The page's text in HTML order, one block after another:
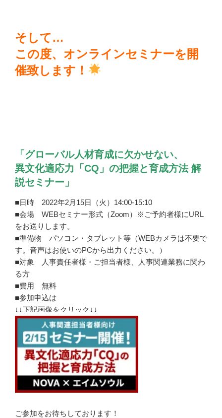
そして…
この度、オンラインセミナーを開
催致します！
「グローバル人材育成に欠かせない、
異文化適応力「CQ」の把握と育成方法 解
説セミナー」
■日時 2022年2月15日（火）14:00-15:10
■会場 WEBセミナー形式（Zoom）※ご予約者様にURL
をお送りします。
■準備物 パソコン・タブレット等（WEBカメラは不要で
す。音声はお使いのPCから出力ください。）
■対象 人事責任者様・ご担当者様、人事関連業務に関わ
る方
■費用 無料
■参加申込は
↓↓下記画像をクリック↓↓
ご参加をお待ちしております！